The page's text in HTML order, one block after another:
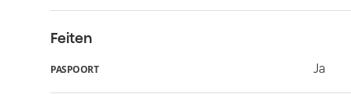
Feiten
PASPOORT Ja